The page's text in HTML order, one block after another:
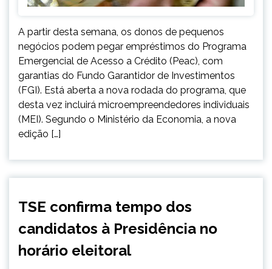
A partir desta semana, os donos de pequenos
negócios podem pegar empréstimos do Programa
Emergencial de Acesso a Crédito (Peac), com
garantias do Fundo Garantidor de Investimentos
(FGI). Está aberta a nova rodada do programa, que
desta vez incluirá microempreendedores individuais
(MEI). Segundo o Ministério da Economia, a nova
edição […]
NOTÍCIAS
TSE confirma tempo dos
candidatos à Presidência no
horário eleitoral